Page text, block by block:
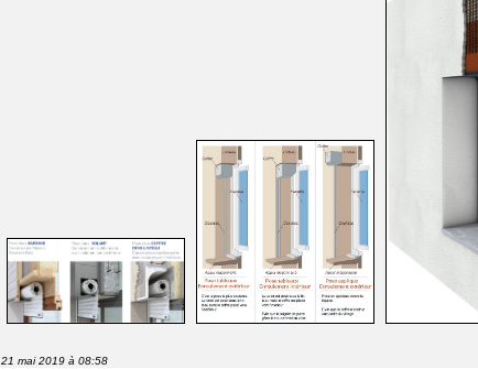
21 mai 2019 à 08:58